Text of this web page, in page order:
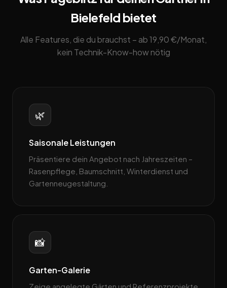
Bielefeld bietet
Alle Features, die du brauchst – ab 19,90 €/Monat,
kein Technik-Know-how nötig
🌿
Saisonale Leistungen
Präsentiere dein Angebot nach Jahreszeiten –
Rasenpflege, Baum­schnitt, Winterdienst und
Gartenneugestaltung.
📸
Garten-Galerie